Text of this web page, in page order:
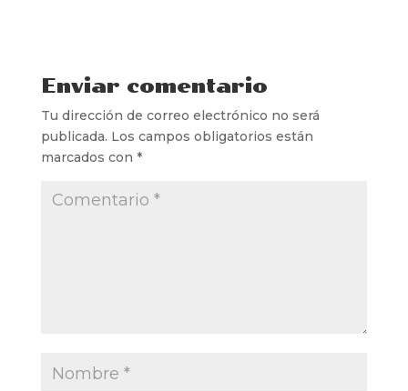
Enviar comentario
Tu dirección de correo electrónico no será
publicada. Los campos obligatorios están
marcados con *